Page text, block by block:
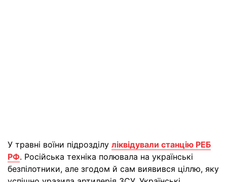
У травні воїни підрозділу ліквідували станцію РЕБ
РФ. Російська техніка полювала на українські
безпілотники, але згодом й сам виявився ціллю, яку